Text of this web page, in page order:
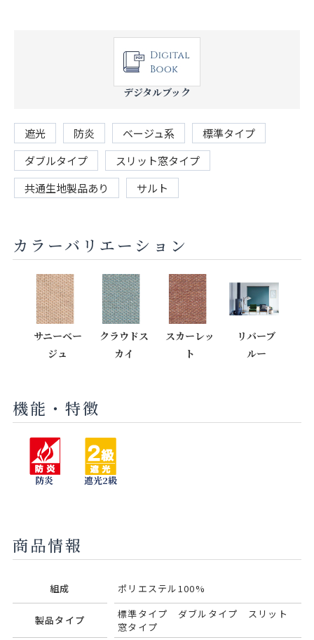
デジタルブック
遮光 防炎 ベージュ系
標準タイプ
ダブルタイプ
スリット窓タイプ
共通生地製品あり
サルト
カラーバリエーション
サニーベー
ジュ
クラウドス
カイ
スカーレッ
ト
リバーブ
ルー
機能・特徴
防炎 遮光2級
商品情報
組成 ポリエステル100%
製品タイプ
標準タイプ ダブルタイプ スリット
窓タイプ